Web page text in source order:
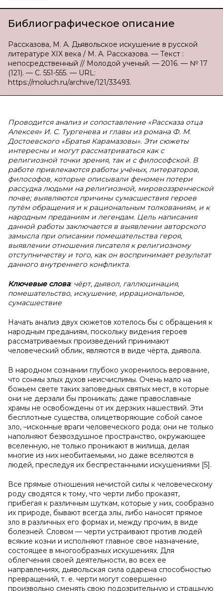
Библиографическое описание
Рассказова, М. А. Дьявольское искушение в русской
литературе XIX века / М. А. Рассказова. — Текст :
непосредственный // Молодой ученый. — 2016. — № 17
(121). — С. 551-555. — URL:
https://moluch.ru/archive/121/33493.
Проводится анализ и сопоставление «Рассказа отца
Алексея» И. С. Тургенева и главы из романа Ф. М.
Достоевского «Братья Карамазовы». Эти сюжеты
интересны и могут рассматриваться как с
религиозной точки зрения, так и с философской. В
работе привлекаются работы учёных, литераторов,
философов, которые описывали феномен потери
рассудка людьми на религиозной, мировоззренческой
почве; выявляются причины сумасшествия героев
путём обращения и к рациональным толкованиям, и к
народным преданиям и легендам. Цель написания
данной работы заключается в выявлении авторского
замысла при описании помешательства героя,
выявлении отношения писателя к религиозному
отступничеству и того, как он воспринимает результат
данного внутреннего конфликта.
Ключевые слова: чёрт, дьявол, галлюцинация,
помешательство, искушение, иррациональное,
сумасшествие
Начать анализ двух сюжетов хотелось бы с обращения к
народным преданиям, поскольку видения героев
рассматриваемых произведений принимают
человеческий облик, являются в виде чёрта, дьявола.
В народном сознании глубоко укоренилось верование,
что сонмы злых духов неисчислимы. Очень мало на
божьем свете таких заповедных святых мест, в которые
они не дерзали бы проникать; даже православные
храмы не освобождены от их дерзких нашествий. Эти
бесплотные существа, олицетворяющие собой самое
зло, –исконные враги человеческого рода; они не только
наполняют безвоздушное пространство, окружающее
вселенную, не только проникают в жилища, делая
многие из них необитаемыми, но даже вселяются в
людей, преследуя их беспрестанными искушениями [5].
Все прямые отношения нечистой силы к человеческому
роду сводятся к тому, что черти либо проказят,
прибегая к различным шуткам, которые у них, сообразно
их природе, бывают всегда злы, либо наносят прямое
зло в различных его формах и, между прочим, в виде
болезней. Словом — черти устраивают против людей
всякие козни и исполняют главное свое назначение,
состоящее в многообразных искушениях. Для
облегчения своей деятельности, во всех ее
направлениях, дьявольская сила одарена способностью
превращений, т. е. черти могут совершенно
произвольно сменять свою подозрительную и страшную